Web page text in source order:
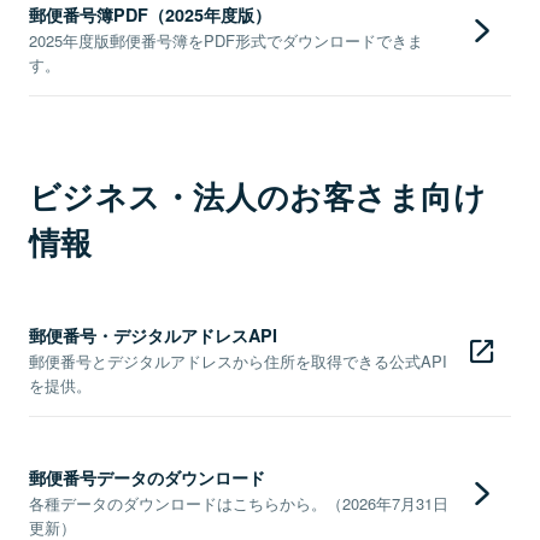
郵便番号簿PDF（2025年度版）
2025年度版郵便番号簿をPDF形式でダウンロードできま
す。
ビジネス・法人のお客さま向け
情報
郵便番号・デジタルアドレスAPI
郵便番号とデジタルアドレスから住所を取得できる公式API
を提供。
郵便番号データのダウンロード
各種データのダウンロードはこちらから。（2026年7月31日
更新）